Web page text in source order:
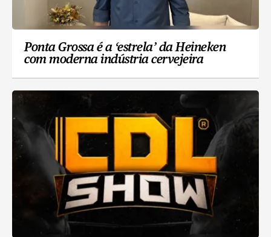
Ponta Grossa é a ‘estrela’ da Heineken
com moderna indústria cervejeira